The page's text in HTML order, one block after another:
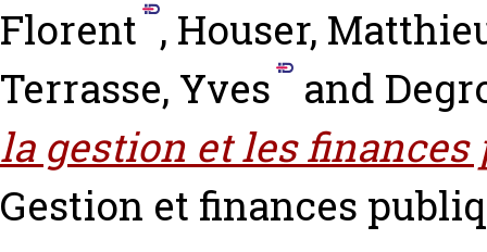
Florent , Houser,
Terrasse, Yves
and
la gestion et les finances
Gestion et finances